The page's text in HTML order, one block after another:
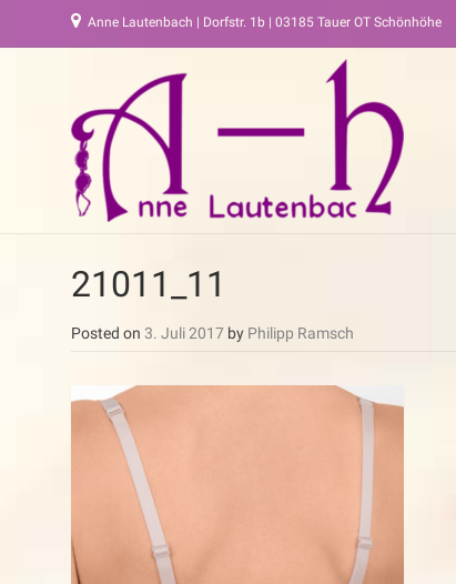
Anne Lautenbach | Dorfstr. 1b | 03185 Tauer OT Schönhöhe
21011_11
Posted on 3. Juli 2017 by Philipp Ramsch